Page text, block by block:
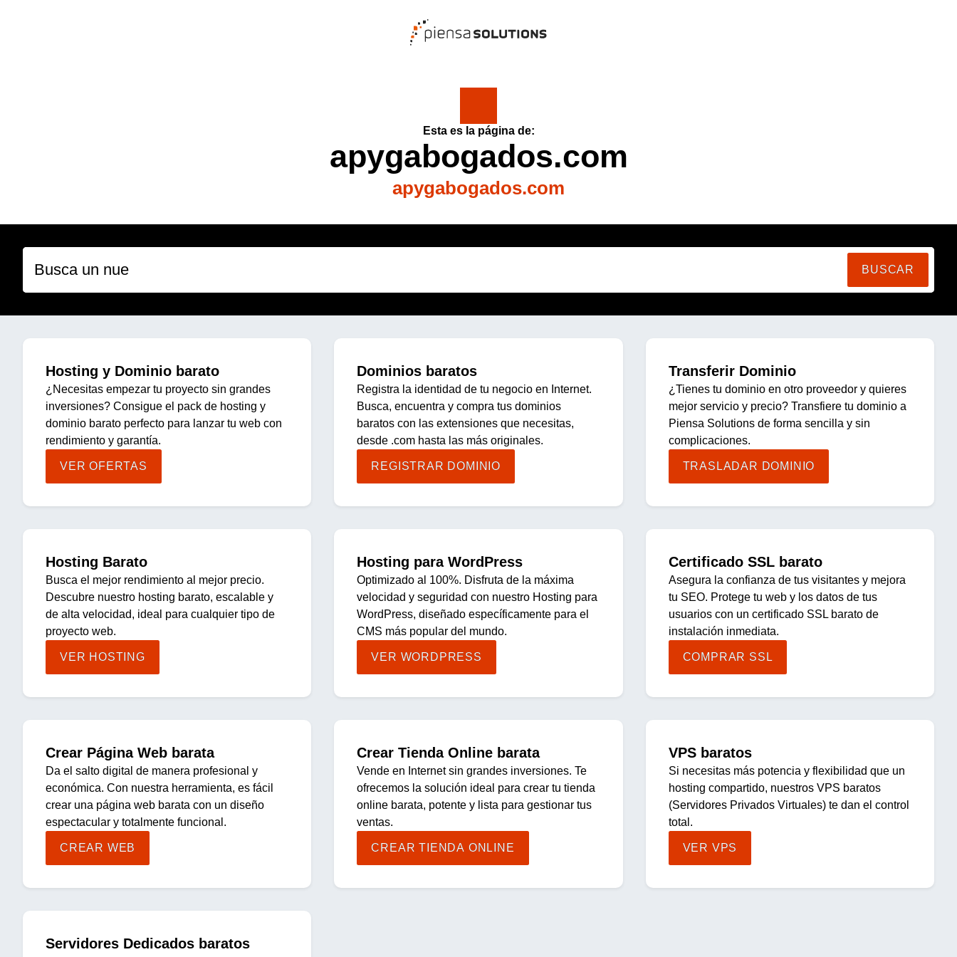
Esta es la página de:
apygabogados.com
apygabogados.com
Busca un nuevo BUSCAR
Hosting y Dominio barato
¿Necesitas empezar tu proyecto sin grandes
inversiones? Consigue el pack de hosting y
dominio barato perfecto para lanzar tu web con
rendimiento y garantía.
VER OFERTAS
Dominios baratos
Registra la identidad de tu negocio en Internet.
Busca, encuentra y compra tus dominios
baratos con las extensiones que necesitas,
desde .com hasta las más originales.
REGISTRAR DOMINIO
Transferir Dominio
¿Tienes tu dominio en otro proveedor y quieres
mejor servicio y precio? Transfiere tu dominio a
Piensa Solutions de forma sencilla y sin
complicaciones.
TRASLADAR DOMINIO
Hosting Barato
Busca el mejor rendimiento al mejor precio.
Descubre nuestro hosting barato, escalable y
de alta velocidad, ideal para cualquier tipo de
proyecto web.
VER HOSTING
Hosting para WordPress
Optimizado al 100%. Disfruta de la máxima
velocidad y seguridad con nuestro Hosting para
WordPress, diseñado específicamente para el
CMS más popular del mundo.
VER WORDPRESS
Certificado SSL barato
Asegura la confianza de tus visitantes y mejora
tu SEO. Protege tu web y los datos de tus
usuarios con un certificado SSL barato de
instalación inmediata.
COMPRAR SSL
Crear Página Web barata
Da el salto digital de manera profesional y
económica. Con nuestra herramienta, es fácil
crear una página web barata con un diseño
espectacular y totalmente funcional.
CREAR WEB
Crear Tienda Online barata
Vende en Internet sin grandes inversiones. Te
ofrecemos la solución ideal para crear tu tienda
online barata, potente y lista para gestionar tus
ventas.
CREAR TIENDA ONLINE
VPS baratos
Si necesitas más potencia y flexibilidad que un
hosting compartido, nuestros VPS baratos
(Servidores Privados Virtuales) te dan el control
total.
VER VPS
Servidores Dedicados baratos